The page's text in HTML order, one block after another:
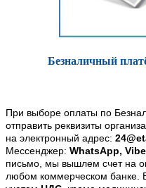
Безналичный
При выборе оплаты по
отправить реквизиты
на электронный адрес:
Мессенджер: WhatsApp,
письмо, мы вышлем счет на
любом коммерческом банке.